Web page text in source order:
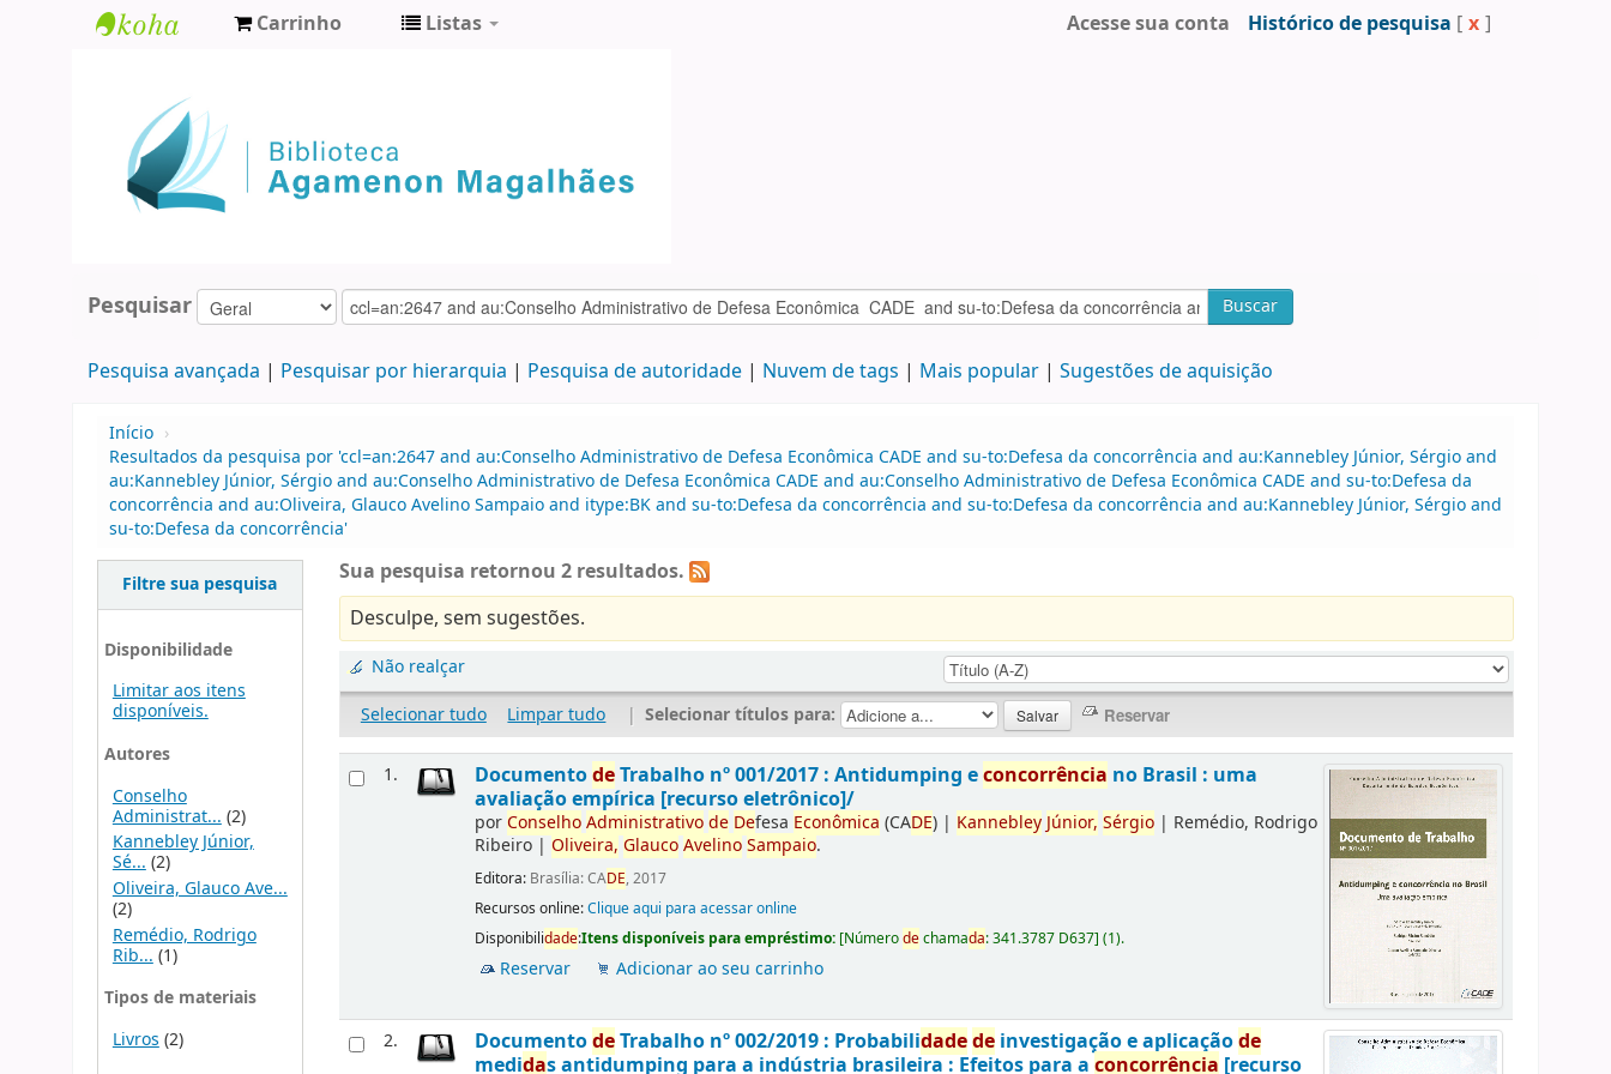
Agamenon
Magalhães
Carrinho Listas Acesse sua conta Histórico de pesquisa [ x ]
Pesquisar Buscar
Pesquisa avançada Pesquisar por hierarquia Pesquisa de autoridade Nuvem de tags Mais popular Sugestões de aquisição
Início ›
Resultados da pesquisa por 'ccl=an:2647 and au:Conselho Administrativo de Defesa Econômica CADE and su-to:Defesa da concorrência and au:Kannebley Júnior, Sérgio and
au:Kannebley Júnior, Sérgio and au:Conselho Administrativo de Defesa Econômica CADE and au:Conselho Administrativo de Defesa Econômica CADE and su-to:Defesa da
concorrência and au:Oliveira, Glauco Avelino Sampaio and itype:BK and su-to:Defesa da concorrência and su-to:Defesa da concorrência and au:Kannebley Júnior, Sérgio and
su-to:Defesa da concorrência'
Filtre sua pesquisa
Disponibilidade
Limitar aos itens
disponíveis.
Autores
Conselho
Administrat... (2)
Kannebley Júnior,
Sé...(2)
Oliveira, Glauco Ave...
(2)
Remédio, Rodrigo
Rib... (1)
Tipos de materiais
Livros (2)
Sua pesquisa retornou 2 resultados.
Desculpe, sem sugestões.
Não realçar
Selecionar tudo
Limpar tudo | Selecionar títulos para:
1. DocumentodeTrabalho nº 001/2017 : Antidumping econcorrência no Brasil : uma
avaliação empírica [recurso eletrônico]/
porConselhoAdministrativode Defesa Econômica (CADE) | KannebleyJúnior, Sérgio | Remédio, Rodrigo
Ribeiro |Oliveira, GlaucoAvelinoSampaio.
Editora: Brasília: CADE, 2017
Recursos online:Clique aqui para acessar online
Disponibilidade:Itens disponíveis para empréstimo: [Númerodechamada:341.3787 D637](1).
Reservar Adicionar ao seu carrinho
2. DocumentodeTrabalho nº 002/2019 : Probabilidadede investigação e aplicaçãode
medidas antidumping para a indústria brasileira : Efeitos para aconcorrência [recurso